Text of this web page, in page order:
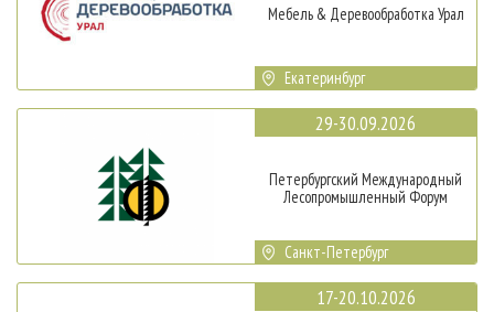
Мебель & Деревообработка Урал
Екатеринбург
29-30.09.2026
Петербургский Международный
Лесопромышленный Форум
Санкт-Петербург
17-20.10.2026